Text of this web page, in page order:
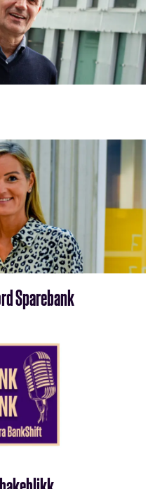
Sparebank